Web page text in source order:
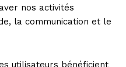
nos activités
la communication et le
utilisateurs bénéficient